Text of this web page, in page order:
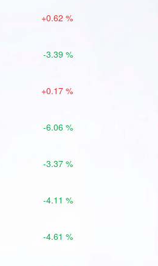
+0.62 %
-3.39 %
+0.17 %
-6.06 %
-3.37 %
-4.11 %
-4.61 %